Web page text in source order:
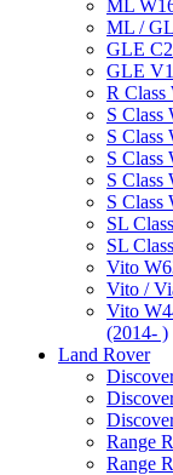
ML
ML /
GLE
GLE
R Class
S Class
S Class
S Class
S Class
S Class
SL
SL
Vito
Vito /
Vito
(2014- )
Land Rover
Range
Range